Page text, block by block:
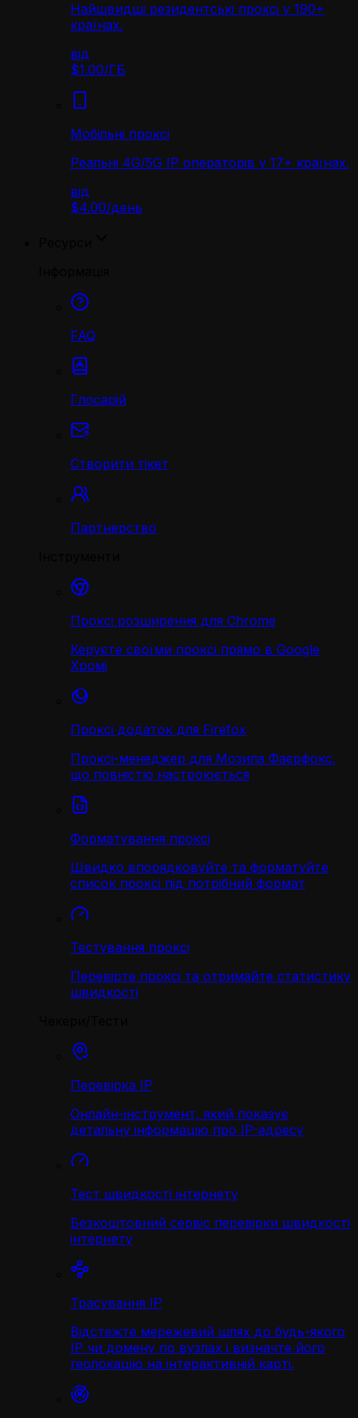
Найшвидші резидентські проксі у 190+
країнах.
від
$1.00/ГБ
Мобільні проксі
Реальні 4G/5G IP операторів у 17+ країнах.
від
$4.00/день
FAQ
Глосарій
Створити тікет
Партнерство
Проксі розширення для Chrome
Керуєте своїми проксі прямо в Google
Хромі
Проксі додаток для Firefox
Проксі-менеджер для Мозила Фаєрфокс,
що повністю настроюється
Форматування проксі
Швидко впорядковуйте та форматуйте
список проксі під потрібний формат
Тестування проксі
Перевірте проксі та отримайте статистику
швидкості
Перевірка IP
Онлайн-інструмент, який показує
детальну інформацію про IP-адресу
Тест швидкості інтернету
Безкоштовний сервіс перевірки швидкості
інтернету
Трасування IP
Відстежте мережевий шлях до будь-якого
IP чи домену по вузлах і визначте його
геолокацію на інтерактивній карті.